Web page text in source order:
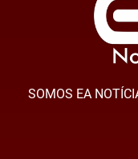
SOMOS EA